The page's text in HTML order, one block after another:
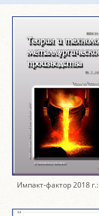
Импакт-фактор 2018